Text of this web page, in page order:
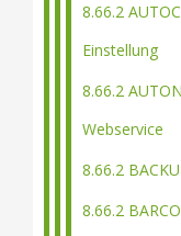
8.66.2
Einstellung
8.66.2
Webservice
8.66.2
8.66.2